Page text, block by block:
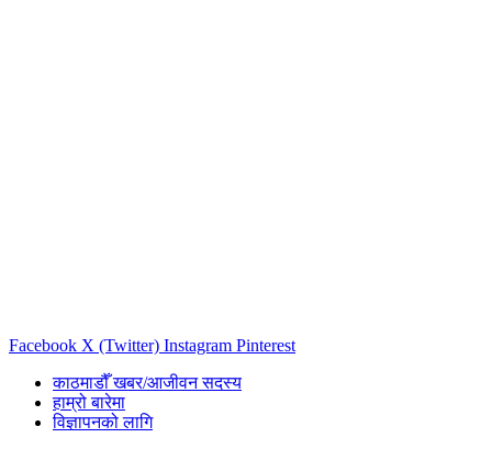
Facebook X (Twitter) Instagram Pinterest
काठमाडौँ खबर/आजीवन सदस्य
हाम्रो बारेमा
विज्ञापनको लागि